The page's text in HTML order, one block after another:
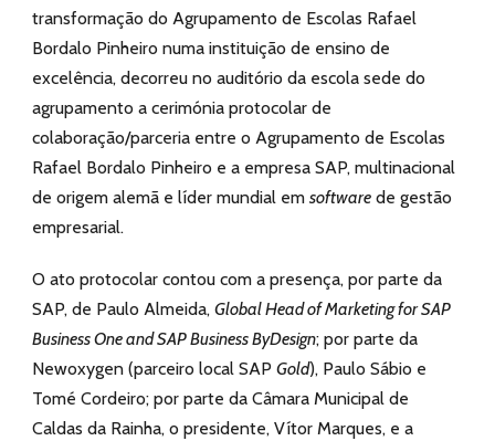
transformação do Agrupamento de Escolas Rafael
Bordalo Pinheiro numa instituição de ensino de
excelência, decorreu no auditório da escola sede do
agrupamento a cerimónia protocolar de
colaboração/parceria entre o Agrupamento de Escolas
Rafael Bordalo Pinheiro e a empresa SAP, multinacional
de origem alemã e líder mundial em software de gestão
empresarial.
O ato protocolar contou com a presença, por parte da
SAP, de Paulo Almeida, Global Head of Marketing for SAP
Business One and SAP Business ByDesign; por parte da
Newoxygen (parceiro local SAP Gold), Paulo Sábio e
Tomé Cordeiro; por parte da Câmara Municipal de
Caldas da Rainha, o presidente, Vítor Marques, e a